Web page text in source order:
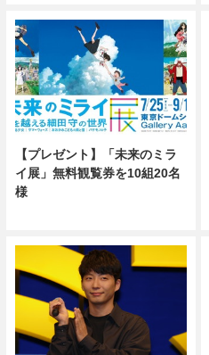
【プレゼント】「未来のミラ
イ展」無料観覧券を10組20名
様